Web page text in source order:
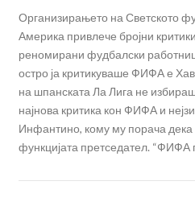
Организирањето на Светското
Америка привлече бројни
реномирани фудбалски
остро ја критикуваше ФИФА е
на шпанската Ла Лига не
најнова критика кон ФИФА и
Инфантино, кому му порача дека
функцијата претседател. “ФИФА